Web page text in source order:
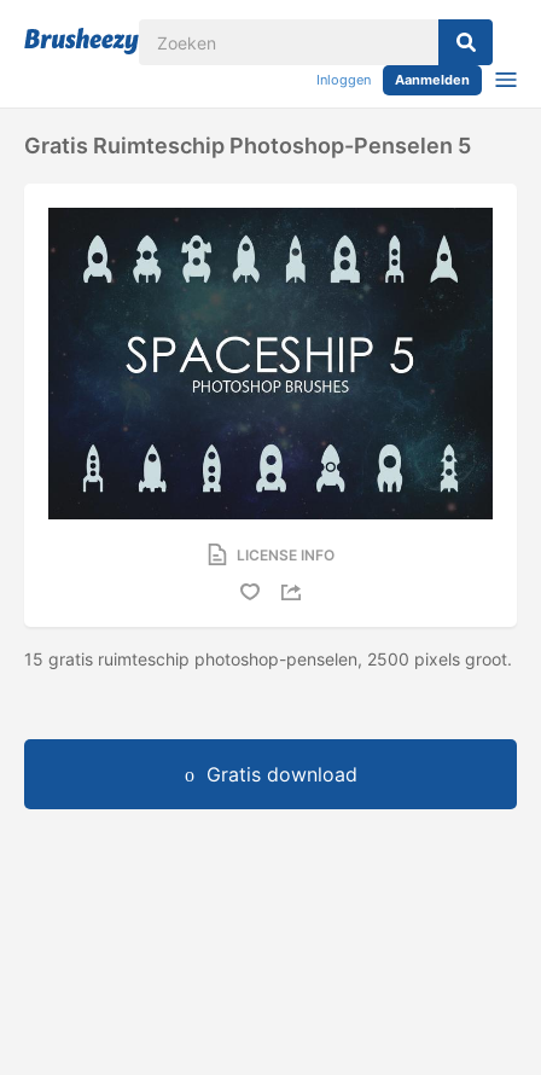
Inloggen Aanmelden
Gratis Ruimteschip Photoshop-Penselen 5
LICENSE INFO
15 gratis ruimteschip photoshop-penselen, 2500 pixels groot.
Gratis download